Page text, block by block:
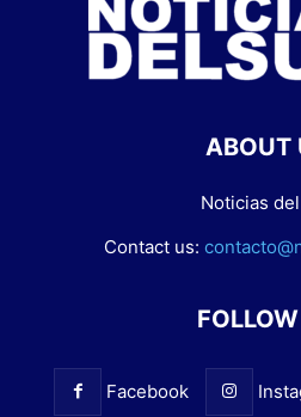
ABOUT
Noticias
Contact us:
Facebook